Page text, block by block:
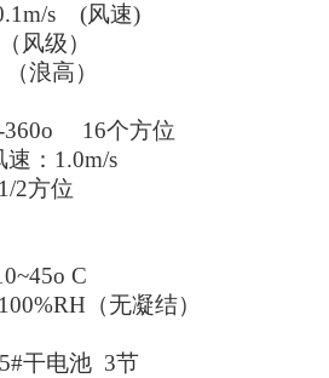
s (风速)
）
高）
o 16个方位
：1.0m/s
2方位
o C
（无凝结）
干电池 3节